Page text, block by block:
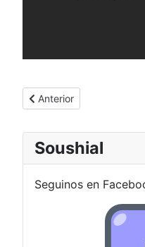
Artículo anterior: ¡¡¡24
Anterior
Soushial
Seguinos en